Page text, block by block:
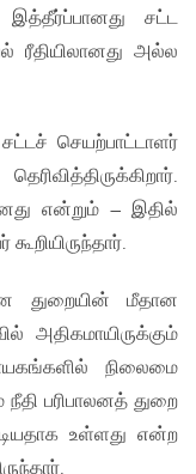
இத்தீர்ப்பானது சட்ட
ரீதியிலானது அல்ல
செயற்பாட்டாளர்
என்றும் – இதில்
துறையின் மீதான
அதிகமாயிருக்கும்
நிலைமை
பரிபாலனத் துறை
உள்ளது என்ற